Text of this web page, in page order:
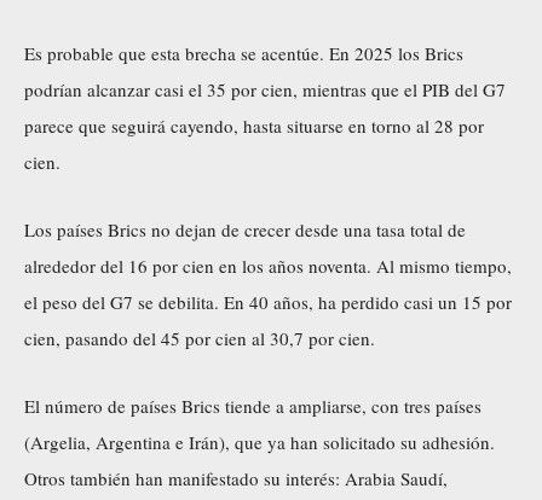
Es probable que esta brecha se acentúe. En 2025 los Brics
podrían alcanzar casi el 35 por cien, mientras que el PIB del G7
parece que seguirá cayendo, hasta situarse en torno al 28 por
cien.
Los países Brics no dejan de crecer desde una tasa total de
alrededor del 16 por cien en los años noventa. Al mismo tiempo,
el peso del G7 se debilita. En 40 años, ha perdido casi un 15 por
cien, pasando del 45 por cien al 30,7 por cien.
El número de países Brics tiende a ampliarse, con tres países
(Argelia, Argentina e Irán), que ya han solicitado su adhesión.
Otros también han manifestado su interés: Arabia Saudí,